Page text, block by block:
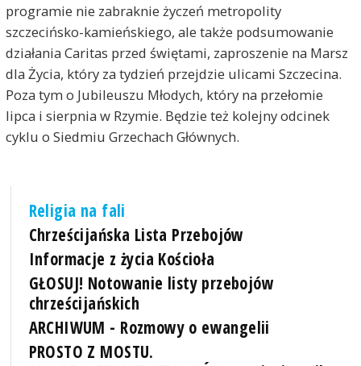
programie nie zabraknie życzeń metropolity
szczecińsko-kamieńskiego, ale także podsumowanie
działania Caritas przed świętami, zaproszenie na Marsz
dla Życia, który za tydzień przejdzie ulicami Szczecina.
Poza tym o Jubileuszu Młodych, który na przełomie
lipca i sierpnia w Rzymie. Będzie też kolejny odcinek
cyklu o Siedmiu Grzechach Głównych.
Religia na fali
Chrześcijańska Lista Przebojów
Informacje z życia Kościoła
GŁOSUJ! Notowanie listy przebojów
chrześcijańskich
ARCHIWUM - Rozmowy o ewangelii
PROSTO Z MOSTU.